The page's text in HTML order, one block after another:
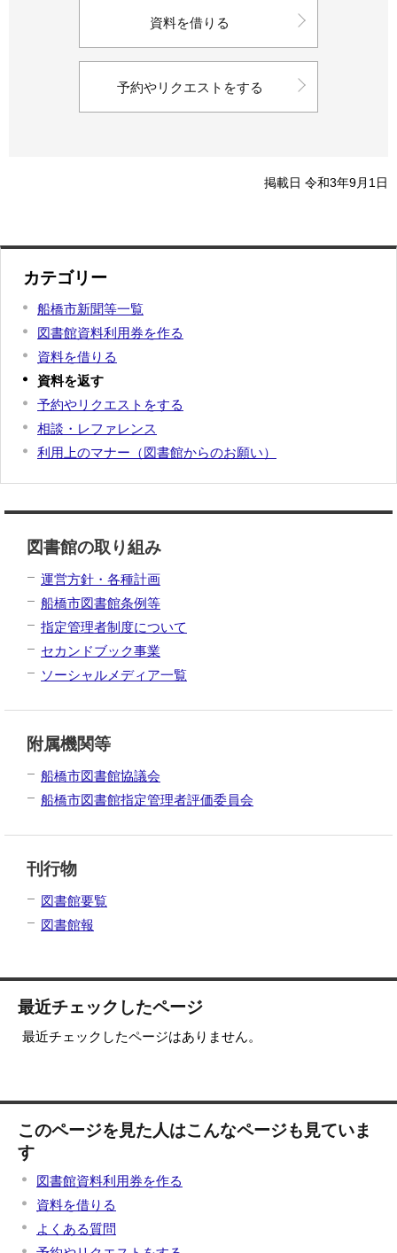
資料を借りる
予約やリクエストをする
掲載日 令和3年9月1日
カテゴリー
船橋市新聞等一覧
図書館資料利用券を作る
資料を借りる
資料を返す
予約やリクエストをする
相談・レファレンス
利用上のマナー（図書館からのお願い）
図書館の取り組み
運営方針・各種計画
船橋市図書館条例等
指定管理者制度について
セカンドブック事業
ソーシャルメディア一覧
附属機関等
船橋市図書館協議会
船橋市図書館指定管理者評価委員会
刊行物
図書館要覧
図書館報
最近チェックしたページ
最近チェックしたページはありません。
このページを見た人はこんなページも見ていま
す
図書館資料利用券を作る
資料を借りる
よくある質問